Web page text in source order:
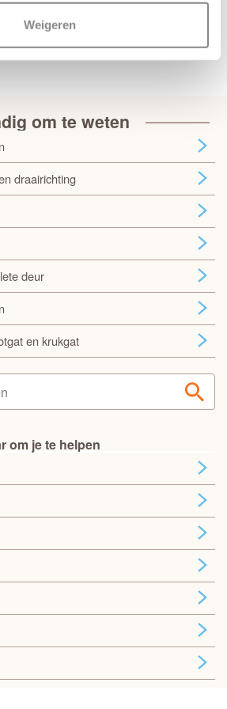
Weigeren
om te weten
draairichting
deur
en krukgat
om je te helpen